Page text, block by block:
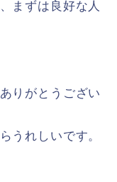
まずは良好な人
りがとうござい
うれしいです。